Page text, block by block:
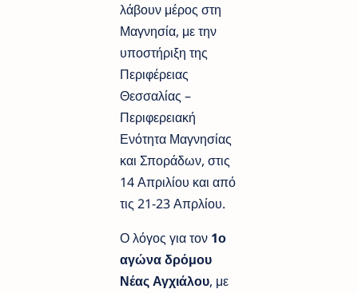
λάβουν μέρος στη
Μαγνησία, με την
υποστήριξη της
Περιφέρειας
Θεσσαλίας –
Περιφερειακή
Ενότητα Μαγνησίας
και Σποράδων, στις
14 Απριλίου και από
τις 21-23 Απρλίου.
Ο λόγος για τον 1ο
αγώνα δρόμου
Νέας Αγχιάλου, με